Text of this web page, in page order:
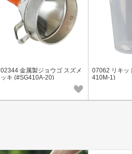
02344 金属製ジョウゴ スズメ
ッキ (#SG410A-20)
07062 リキッ
410M-1)